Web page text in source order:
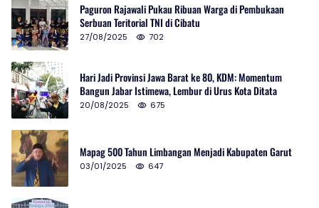
Paguron Rajawali Pukau Ribuan Warga di Pembukaan
Serbuan Teritorial TNI di Cibatu
27/08/2025 702
Hari Jadi Provinsi Jawa Barat ke 80, KDM: Momentum
Bangun Jabar Istimewa, Lembur di Urus Kota Ditata
20/08/2025 675
Mapag 500 Tahun Limbangan Menjadi Kabupaten Garut
03/01/2025 647